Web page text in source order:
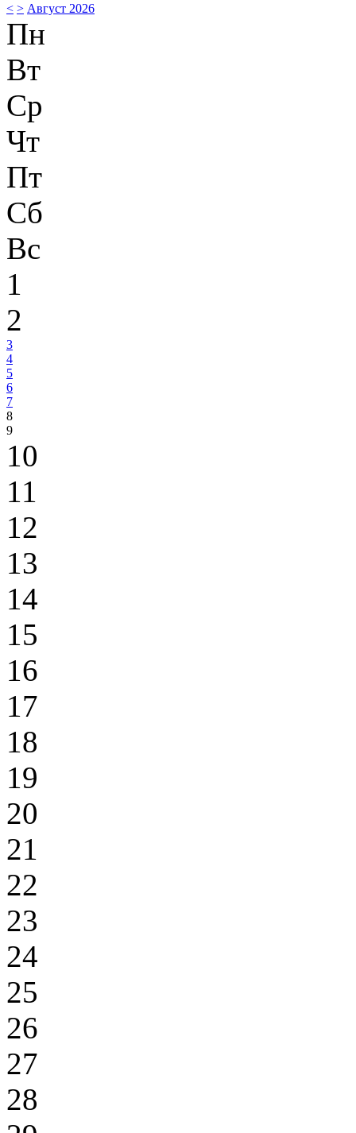
< > Август 2026
Пн
Вт
Ср
Чт
Пт
Сб
Вс
1
2
3
4
5
6
7
8
9
10
11
12
13
14
15
16
17
18
19
20
21
22
23
24
25
26
27
28